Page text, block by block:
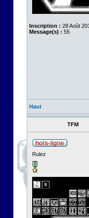
Inscription : 28 Août
Message(s) : 55
Haut
TFM
Rulez